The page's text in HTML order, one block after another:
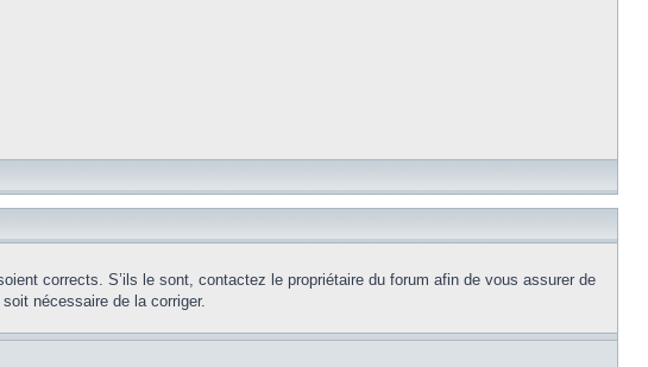
corrects. S’ils le sont, contactez le propriétaire du forum afin de vous assurer de
nécessaire de la corriger.